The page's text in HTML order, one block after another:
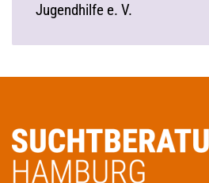
Jugendhilfe e. V.